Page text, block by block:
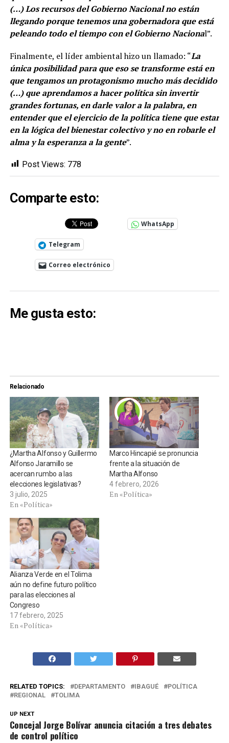
(…) Los recursos del Gobierno Nacional no están
llegando porque tenemos una gobernadora que está
peleando todo el tiempo con el Gobierno Nacional”.
Finalmente, el líder ambiental hizo un llamado: “La
única posibilidad para que eso se transforme está en
que tengamos un protagonismo mucho más decidido
(…) que aprendamos a hacer política sin invertir
grandes fortunas, en darle valor a la palabra, en
entender que el ejercicio de la política tiene que estar
en la lógica del bienestar colectivo y no en robarle el
alma y la esperanza a la gente”.
Post Views: 778
Comparte esto:
WhatsApp
Telegram
Correo electrónico
Me gusta esto:
Relacionado
¿Martha Alfonso y Guillermo
Alfonso Jaramillo se
acercan rumbo a las
elecciones legislativas?
3 julio, 2025
En «Política»
Marco Hincapié se pronuncia
frente a la situación de
Martha Alfonso
4 febrero, 2026
En «Política»
Alianza Verde en el Tolima
aún no define futuro político
para las elecciones al
Congreso
17 febrero, 2025
En «Política»
RELATED TOPICS: DEPARTAMENTO IBAGUÉ
POLÍTICA
REGIONAL
TOLIMA
UP NEXT
Concejal Jorge Bolívar anuncia citación a tres debates
de control político